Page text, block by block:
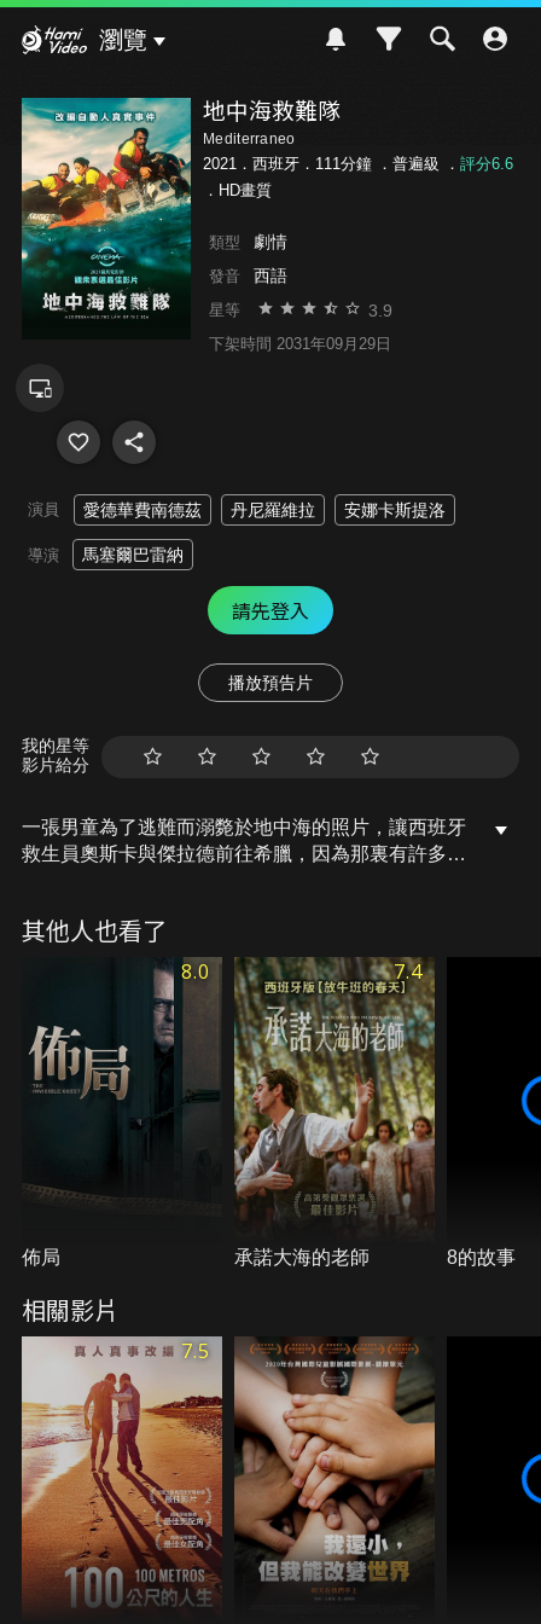
瀏覽
地中海救難隊
Mediterraneo
2021．西班牙．111分鐘 ． 普遍級 ． 評分6.6
．HD畫質
類型 劇情
發音 西語
星等 3.9
下架時間 2031年09月29日
演員 愛德華費南德茲 丹尼羅維拉 安娜卡斯提洛
導演 馬塞爾巴雷納
請先登入
播放預告片
我的星等
影片給分
一張男童為了逃難而溺斃於地中海的照片，讓西班牙
救生員奧斯卡與傑拉德前往希臘，因為那裏有許多從
賭上性命涉險渡海。原本預計只當兩天志工的奧斯
卡，就此改變心意。他決心要組成團隊，守護渡海難
其他人也看了
8.0
佈局
7.4
承諾大海的老師 8的故事
相關影片
7.5